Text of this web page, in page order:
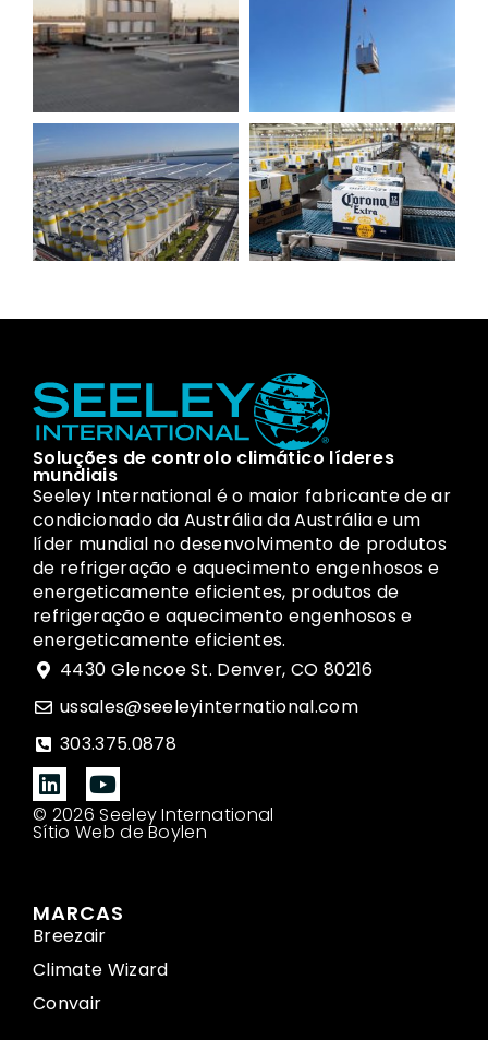
Soluções de controlo climático líderes
mundiais
Seeley International é o maior fabricante de ar
condicionado da Austrália da Austrália e um
líder mundial no desenvolvimento de produtos
de refrigeração e aquecimento engenhosos e
energeticamente eficientes, produtos de
refrigeração e aquecimento engenhosos e
energeticamente eficientes.
4430 Glencoe St. Denver, CO 80216
ussales@seeleyinternational.com
303.375.0878
© 2026 Seeley International
Sítio Web de Boylen
MARCAS
Breezair
Climate Wizard
Convair